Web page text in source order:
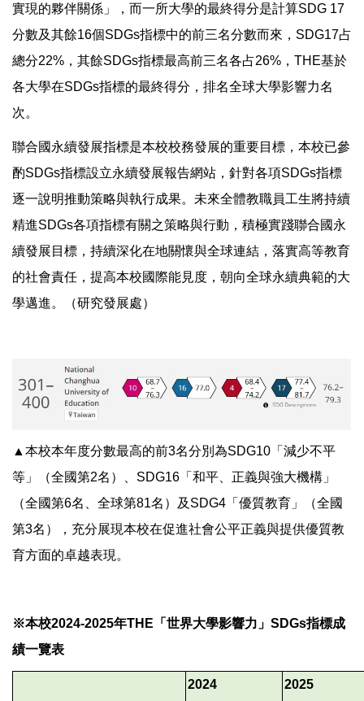
實現的夥伴關係」，而一所大學的最終得分是計算SDG 17
分數及其餘16個SDGs指標中的前三名分數而來，SDG17占
總分22%，其餘SDGs指標最高前三名各占26%，THE基於
各大學在SDGs指標的最終得分，排名全球大學影響力名
次。
聯合國永續發展指標是本校校務發展的重要目標，本校已參
酌SDGs指標設立永續發展報告網站，針對各項SDGs指標
逐一說明推動策略與執行成果。未來全體教職員工生將持續
精進SDGs各項指標有關之策略與行動，積極實踐聯合國永
續發展目標，持續深化在地關懷與全球連結，落實高等教育
的社會責任，提高本校國際能見度，朝向全球永續典範的大
學邁進。（研究發展處）
▲本校本年度分數最高的前3名分別為SDG10「減少不平
等」（全國第2名）、SDG16「和平、正義與強大機構」
（全國第6名、全球第81名）及SDG4「優質教育」（全國
第3名），充分展現本校在促進社會公平正義與提供優質教
育方面的卓越表現。
※本校2024-2025年THE「世界大學影響力」SDGs指標成
績一覽表
2024 2025